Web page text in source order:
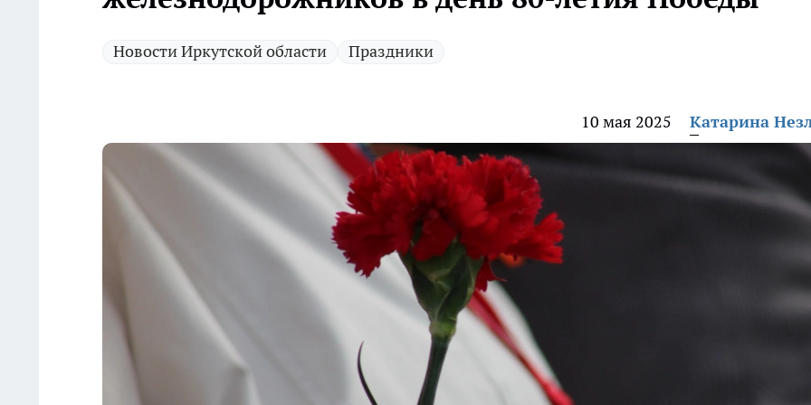
Новости Иркутской области Праздники
10 мая 2025 Катарина